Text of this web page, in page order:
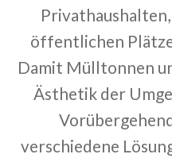
öffentlichen
Damit Mülltonnen
Ästhetik der
verschiedene